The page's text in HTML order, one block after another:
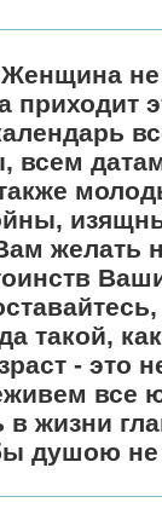
не
приходит
всем
желать
такой,
- это
все
в жизни
душою не